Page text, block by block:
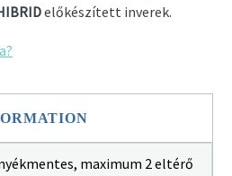
előkészített inverek.
maximum 2 eltérő